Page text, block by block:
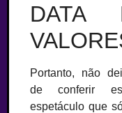
DATA
Portanto, não
de conferir
espetáculo que